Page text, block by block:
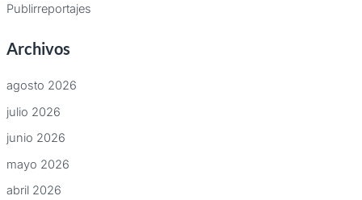
Publirreportajes
Archivos
agosto 2026
julio 2026
junio 2026
mayo 2026
abril 2026